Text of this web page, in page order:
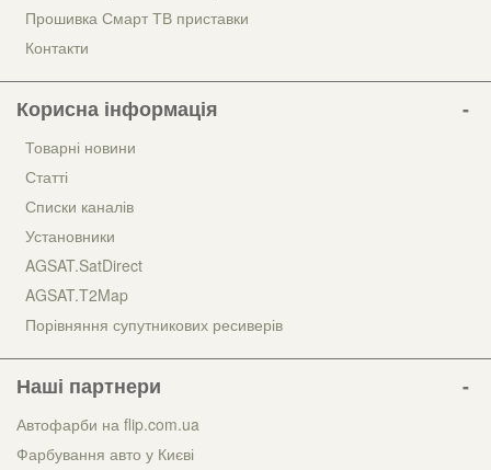
Прошивка Смарт ТВ приставки
Контакти
Корисна інформація
Товарні новини
Статті
Списки каналів
Установники
AGSAT.SatDirect
AGSAT.T2Map
Порівняння супутникових ресиверів
Наші партнери
Автофарби на flip.com.ua
Фарбування авто у Києві